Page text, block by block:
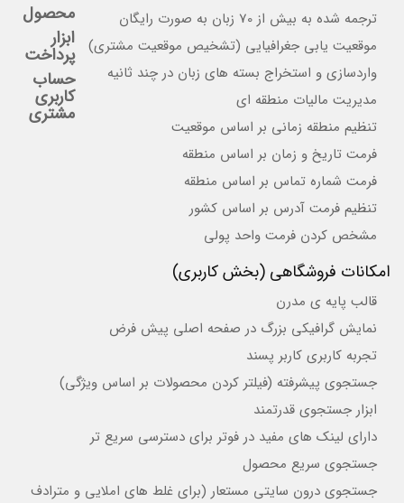
ترجمه شده به بیش از 70 زبان به صورت رایگان
موقعیت یابی جغرافیایی (تشخیص موقعیت مشتری)
واردسازی و استخراج بسته های زبان در چند ثانیه
مدیریت مالیات منطقه ای
تنظیم منطقه زمانی بر اساس موقعیت
فرمت تاریخ و زمان بر اساس منطقه
فرمت شماره تماس بر اساس منطقه
تنظیم فرمت آدرس بر اساس کشور
مشخص کردن فرمت واحد پولی
امکانات فروشگاهی (بخش کاربری)
قالب پایه ی مدرن
نمایش گرافیکی بزرگ در صفحه اصلی پیش فرض
تجربه کاربری کاربر پسند
جستجوی پیشرفته (فیلتر کردن محصولات بر اساس ویژگی)
ابزار جستجوی قدرتمند
دارای لینک های مفید در فوتر برای دسترسی سریع تر
جستجوی سریع محصول
جستجوی درون سایتی مستعار (برای غلط های املایی و مترادف
محصول
ابزار
پرداخت
حساب
کاربری
مشتری